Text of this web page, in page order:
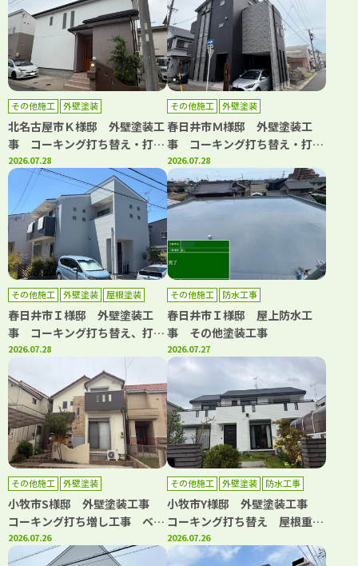
その他施工 外壁塗装
北名古屋市Ｋ様邸 外壁塗装工
事 コーキング打ち替え・打ち
増し工事 屋根カバー工事 ト
ップコート工事
2026.07.28
その他施工 外壁塗装
春日井市Ｍ様邸 外壁塗装工
事 コーキング打ち替え・打ち
増し工事 バルコニートップコ
ート工事
2026.07.28
その他施工 外壁塗装 屋根塗装
春日井市Ｉ様邸 外壁塗装工
事 コーキング打ち替え、打ち
増し工事 屋根塗装工事 トッ
2026.07.28
その他施工 防水工事
春日井市Ｉ様邸 屋上防水工
事 その他塗装工事
2026.07.27
その他施工 外壁塗装
小牧市S様邸 外壁塗装工事
コーキング打ち増し工事 ベラ
ンダトップコート工事
2026.07.26
その他施工 外壁塗装 防水工事
小牧市Y様邸 外壁塗装工事
コーキング打ち替え 屋根重ね
葺き工事 ベランダ防水工事
水道管カバー取り換え工事
2026.07.26